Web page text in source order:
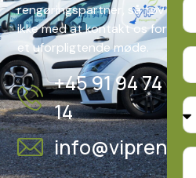
rengøringspartner, så tøv
ikke med at kontakt os for
et uforpligtende møde.
+45 91 94 74
14
info@vipren.dk